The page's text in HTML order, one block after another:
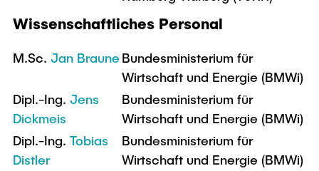
Best Practices Lehre
Hochschuldidaktik - ZLL
Lehre im europäischen Verbund (ECIU)
WorkINGLab / Makerspace
„Biobasierte Prozesse und
Forschung und Institute
Studienbereich FIT
Institute im Überblick
Wissenschaftliches Personal
M.Sc. Jan Braune Bundesministerium für
Wirtschaft und Energie (BMWi)
Dipl.-Ing. Jens
Dickmeis
Bundesministerium für
Wirtschaft und Energie (BMWi)
Dipl.-Ing. Tobias
Distler
Bundesministerium für
Wirtschaft und Energie (BMWi)